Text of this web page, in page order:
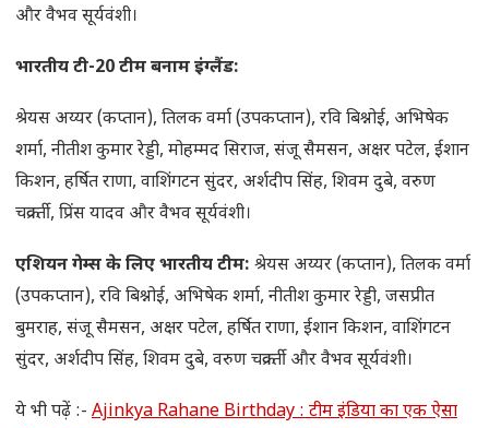
और वैभव सूर्यवंशी।
भारतीय टी-20टीम बनाम इंग्लैंड:
श्रेयस अय्यर (कप्तान), तिलक वर्मा (उपकप्तान), रवि बिश्नोई, अभिषेक
शर्मा, नीतीश कुमार रेड्डी, मोहम्मद सिराज, संजू सैमसन, अक्षर पटेल, ईशान
किशन, हर्षित राणा, वाशिंगटन सुंदर, अर्शदीप सिंह, शिवम दुबे, वरुण
चक्रवर्ती, प्रिंस यादव और वैभव सूर्यवंशी।
एशियन गेम्स के लिए भारतीय टीम: श्रेयस अय्यर (कप्तान), तिलक वर्मा
(उपकप्तान), रवि बिश्नोई, अभिषेक शर्मा, नीतीश कुमार रेड्डी, जसप्रीत
बुमराह, संजू सैमसन, अक्षर पटेल, हर्षित राणा, ईशान किशन, वाशिंगटन
सुंदर, अर्शदीप सिंह, शिवम दुबे, वरुण चक्रवर्ती और वैभव सूर्यवंशी।
ये भी पढ़ें :- Ajinkya Rahane Birthday : टीम इंडिया का एक ऐसा